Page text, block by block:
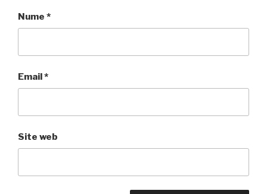
Nume *
Email*
Site web